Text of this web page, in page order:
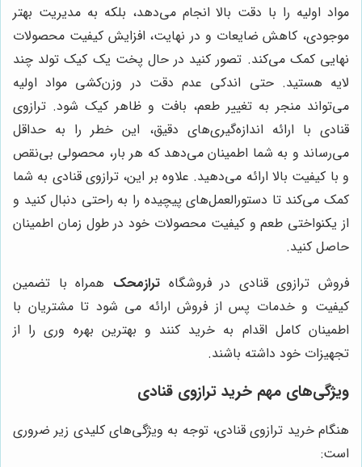
مواد اولیه را با دقت بالا انجام می‌دهد، بلکه به مدیریت بهتر
موجودی، کاهش ضایعات و در نهایت، افزایش کیفیت محصولات
نهایی کمک می‌کند. تصور کنید در حال پخت یک کیک تولد چند
لایه هستید. حتی اندکی عدم دقت در وزن‌کشی مواد اولیه
می‌تواند منجر به تغییر طعم، بافت و ظاهر کیک شود. ترازوی
قنادی با ارائه اندازه‌گیری‌های دقیق، این خطر را به حداقل
می‌رساند و به شما اطمینان می‌دهد که هر بار، محصولی بی‌نقص
و با کیفیت بالا ارائه می‌دهید. علاوه بر این، ترازوی قنادی به شما
کمک می‌کند تا دستورالعمل‌های پیچیده را به راحتی دنبال کنید و
از یکنواختی طعم و کیفیت محصولات خود در طول زمان اطمینان
حاصل کنید.
فروش ترازوی قنادی در فروشگاهترازمحک همراه با تضمین
کیفیت و خدمات پس از فروش ارائه می شود تا مشتریان با
اطمینان کامل اقدام به خرید کنند و بهترین بهره وری را از
تجهیزات خود داشته باشند.
ویژگی‌های مهم خرید ترازوی قنادی
هنگام خرید ترازوی قنادی، توجه به ویژگی‌های کلیدی زیر ضروری
است: